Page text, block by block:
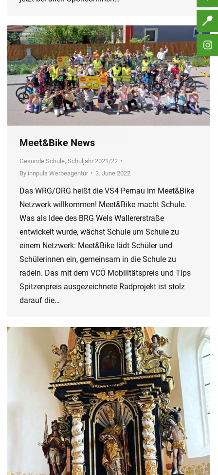
Meet&Bike News
Gesunde Schule, Schuljahr 2021/22
By innpuls Werbeagentur 3. June 2022
Das WRG/ORG heißt die VS4 Pernau im Meet&Bike
Netzwerk willkommen! Meet&Bike macht Schule.
Was als Idee des BRG Wels Wallererstraße
entwickelt wurde, wächst Schule um Schule zu
einem Netzwerk: Meet&Bike lädt Schüler und
Schülerinnen ein, gemeinsam in die Schule zu
radeln. Das mit dem VCÖ Mobilitätspreis und Tips
Spitzenpreis ausgezeichnete Radprojekt ist stolz
darauf die…